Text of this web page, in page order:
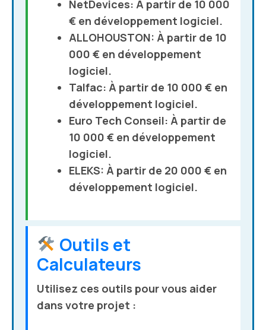
NetDevices: À partir de 10 000
€ en développement logiciel.
ALLOHOUSTON: À partir de 10
000 € en développement
logiciel.
Talfac: À partir de 10 000 € en
développement logiciel.
Euro Tech Conseil: À partir de
10 000 € en développement
logiciel.
ELEKS: À partir de 20 000 € en
développement logiciel.
Outils et
Calculateurs
Utilisez ces outils pour vous aider
dans votre projet :